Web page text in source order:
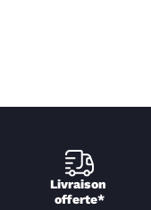
Livraison
offerte*